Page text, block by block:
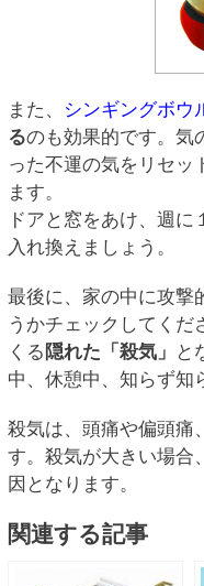
また、 シンギングボウ
るのも効果的です。気
った不運の気をリセッ
ます。
ドアと窓をあけ、週に
入れ換えましょう。
最後に、家の中に攻撃
うかチェックしてくだ
くる 隠れた「殺気」
と
中、休憩中、知らず知
殺気は、頭痛や偏頭痛
す。殺気が大きい場合
因となります。
関連する記事